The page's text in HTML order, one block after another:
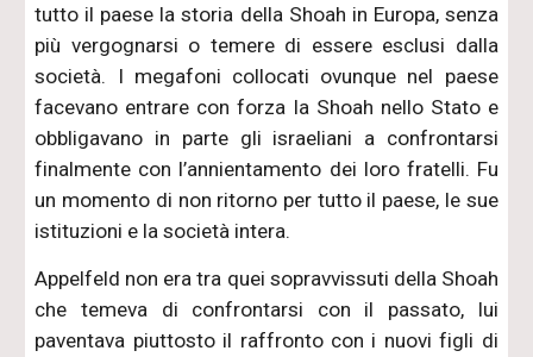
tutto il paese la storia della Shoah in Europa, senza
più vergognarsi o temere di essere esclusi dalla
società. I megafoni collocati ovunque nel paese
facevano entrare con forza la Shoah nello Stato e
obbligavano in parte gli israeliani a confrontarsi
finalmente con l’annientamento dei loro fratelli. Fu
un momento di non ritorno per tutto il paese, le sue
istituzioni e la società intera.
Appelfeld non era tra quei sopravvissuti della Shoah
che temeva di confrontarsi con il passato, lui
paventava piuttosto il raffronto con i nuovi figli di